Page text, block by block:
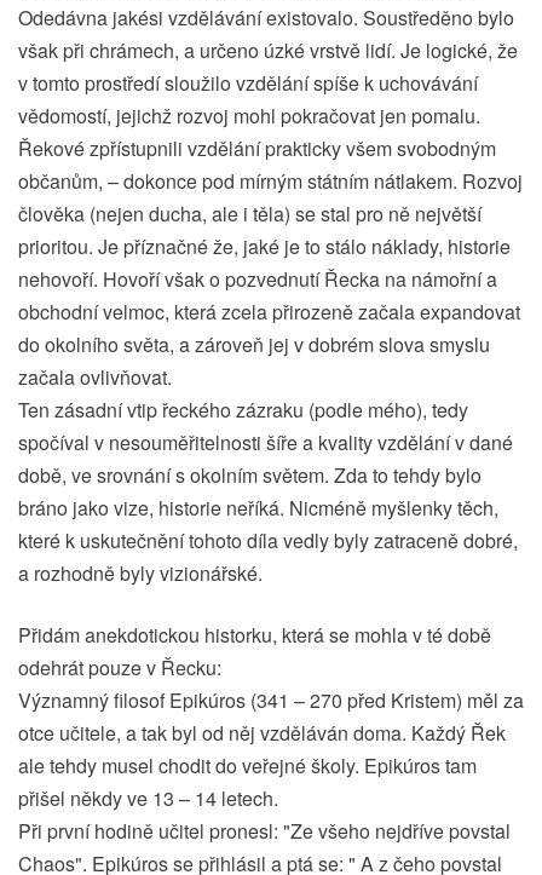
Odedávna jakési vzdělávání existovalo. Soustředěno bylo
však při chrámech, a určeno úzké vrstvě lidí. Je logické, že
v tomto prostředí sloužilo vzdělání spíše k uchovávání
vědomostí, jejichž rozvoj mohl pokračovat jen pomalu.
Řekové zpřístupnili vzdělání prakticky všem svobodným
občanům, – dokonce pod mírným státním nátlakem. Rozvoj
člověka (nejen ducha, ale i těla) se stal pro ně největší
prioritou. Je příznačné že, jaké je to stálo náklady, historie
nehovoří. Hovoří však o pozvednutí Řecka na námořní a
obchodní velmoc, která zcela přirozeně začala expandovat
do okolního světa, a zároveň jej v dobrém slova smyslu
začala ovlivňovat.
Ten zásadní vtip řeckého zázraku (podle mého), tedy
spočíval v nesouměřitelnosti šíře a kvality vzdělání v dané
době, ve srovnání s okolním světem. Zda to tehdy bylo
bráno jako vize, historie neříká. Nicméně myšlenky těch,
které k uskutečnění tohoto díla vedly byly zatraceně dobré,
a rozhodně byly vizionářské.
Přidám anekdotickou historku, která se mohla v té době
odehrát pouze v Řecku:
Významný filosof Epikúros (341 – 270 před Kristem) měl za
otce učitele, a tak byl od něj vzděláván doma. Každý Řek
ale tehdy musel chodit do veřejné školy. Epikúros tam
přišel někdy ve 13 – 14 letech.
Při první hodině učitel pronesl: "Ze všeho nejdříve povstal
Chaos". Epikúros se přihlásil a ptá se: " A z čeho povstal